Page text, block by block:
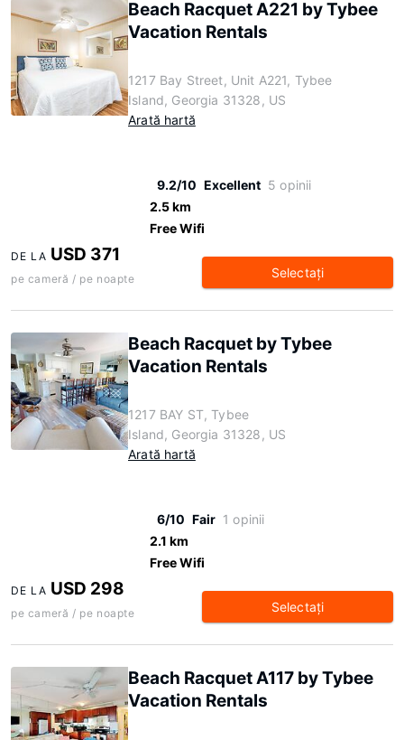
Beach Racquet A221 by Tybee
Vacation Rentals
1217 Bay Street, Unit A221, Tybee
Island, Georgia 31328, US
Arată hartă
9.2/10 Excellent 5 opinii
2.5 km
Free Wifi
DE LA USD 371
pe cameră / pe noapte Selectaţi
Beach Racquet by Tybee
Vacation Rentals
1217 BAY ST, Tybee
Island, Georgia 31328, US
Arată hartă
6/10 Fair 1 opinii
2.1 km
Free Wifi
DE LA USD 298
pe cameră / pe noapte Selectaţi
Beach Racquet A117 by Tybee
Vacation Rentals